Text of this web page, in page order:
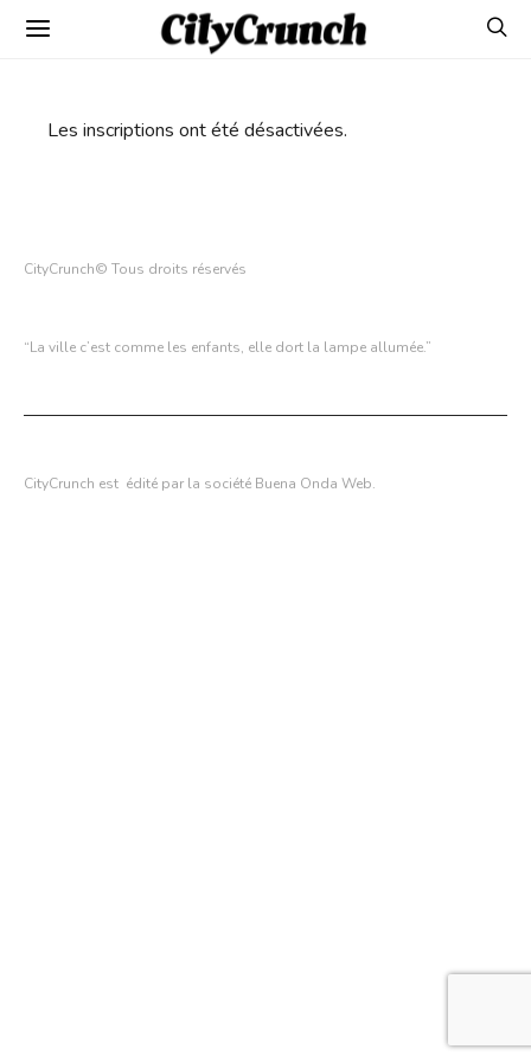
Les inscriptions ont été désactivées.
CityCrunch© Tous droits réservés
“La ville c’est comme les enfants, elle dort la lampe allumée.”
CityCrunch est édité par la société Buena Onda Web.